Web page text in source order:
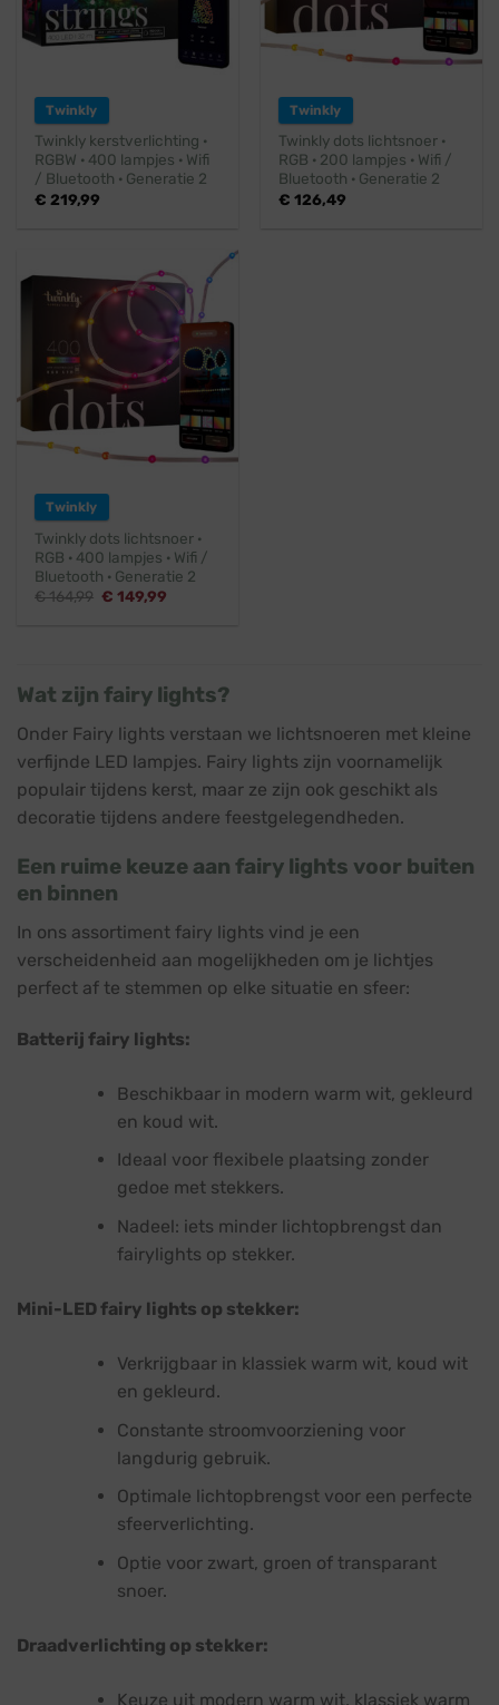
Twinkly
Twinkly kerstverlichting ·
RGBW · 400 lampjes · Wifi
/ Bluetooth · Generatie 2
€ 219,99
Twinkly
Twinkly dots lichtsnoer ·
RGB · 200 lampjes · Wifi /
Bluetooth · Generatie 2
€ 126,49
Twinkly
Twinkly dots lichtsnoer ·
RGB · 400 lampjes · Wifi /
Bluetooth · Generatie 2
€164,99 Oorspronkelijke
€ 149,99
Wat zijn fairy lights?
Onder Fairy lights verstaan we lichtsnoeren met kleine
verfijnde LED lampjes. Fairy lights zijn voornamelijk
populair tijdens kerst, maar ze zijn ook geschikt als
decoratie tijdens andere feestgelegendheden.
Een ruime keuze aan fairy lights voor buiten
en binnen
In ons assortiment fairy lights vind je een
verscheidenheid aan mogelijkheden om je lichtjes
perfect af te stemmen op elke situatie en sfeer:
Batterij fairy lights:
Beschikbaar in modern warm wit, gekleurd
en koud wit.
Ideaal voor flexibele plaatsing zonder
gedoe met stekkers.
Nadeel: iets minder lichtopbrengst dan
fairylights op stekker.
Mini-LED fairy lights op stekker:
Verkrijgbaar in klassiek warm wit, koud wit
en gekleurd.
Constante stroomvoorziening voor
langdurig gebruik.
Optimale lichtopbrengst voor een perfecte
sfeerverlichting.
Optie voor zwart, groen of transparant
snoer.
Draadverlichting op stekker:
Keuze uit modern warm wit, klassiek warm